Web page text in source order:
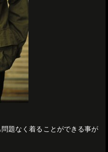
題なく着ることができる事が